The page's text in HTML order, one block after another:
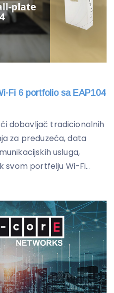
Fi 6 portfolio sa EAP104
dobavljač tradicionalnih
za preduzeća, data
usluga,
svom portfelju Wi-Fi...